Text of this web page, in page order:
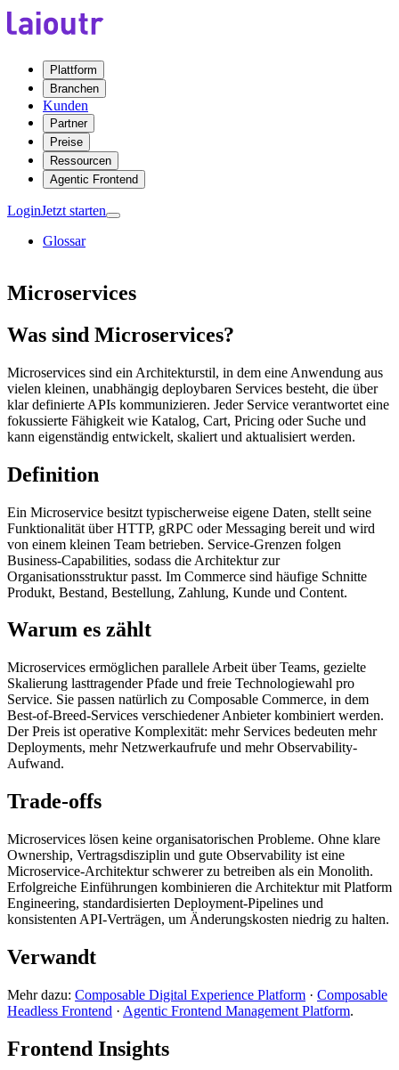
Plattform
Branchen
Kunden
Partner
Preise
Ressourcen
Agentic Frontend
LoginJetzt starten
Glossar
Microservices
Was sind Microservices?
Microservices sind ein Architekturstil, in dem eine Anwendung aus
vielen kleinen, unabhängig deploybaren Services besteht, die über
klar definierte APIs kommunizieren. Jeder Service verantwortet eine
fokussierte Fähigkeit wie Katalog, Cart, Pricing oder Suche und
kann eigenständig entwickelt, skaliert und aktualisiert werden.
Definition
Ein Microservice besitzt typischerweise eigene Daten, stellt seine
Funktionalität über HTTP, gRPC oder Messaging bereit und wird
von einem kleinen Team betrieben. Service-Grenzen folgen
Business-Capabilities, sodass die Architektur zur
Organisationsstruktur passt. Im Commerce sind häufige Schnitte
Produkt, Bestand, Bestellung, Zahlung, Kunde und Content.
Warum es zählt
Microservices ermöglichen parallele Arbeit über Teams, gezielte
Skalierung lasttragender Pfade und freie Technologiewahl pro
Service. Sie passen natürlich zu Composable Commerce, in dem
Best-of-Breed-Services verschiedener Anbieter kombiniert werden.
Der Preis ist operative Komplexität: mehr Services bedeuten mehr
Deployments, mehr Netzwerkaufrufe und mehr Observability-
Aufwand.
Trade-offs
Microservices lösen keine organisatorischen Probleme. Ohne klare
Ownership, Vertragsdisziplin und gute Observability ist eine
Microservice-Architektur schwerer zu betreiben als ein Monolith.
Erfolgreiche Einführungen kombinieren die Architektur mit Platform
Engineering, standardisierten Deployment-Pipelines und
konsistenten API-Verträgen, um Änderungskosten niedrig zu halten.
Verwandt
Mehr dazu: Composable Digital Experience Platform · Composable
Headless Frontend · Agentic Frontend Management Platform.
Frontend Insights